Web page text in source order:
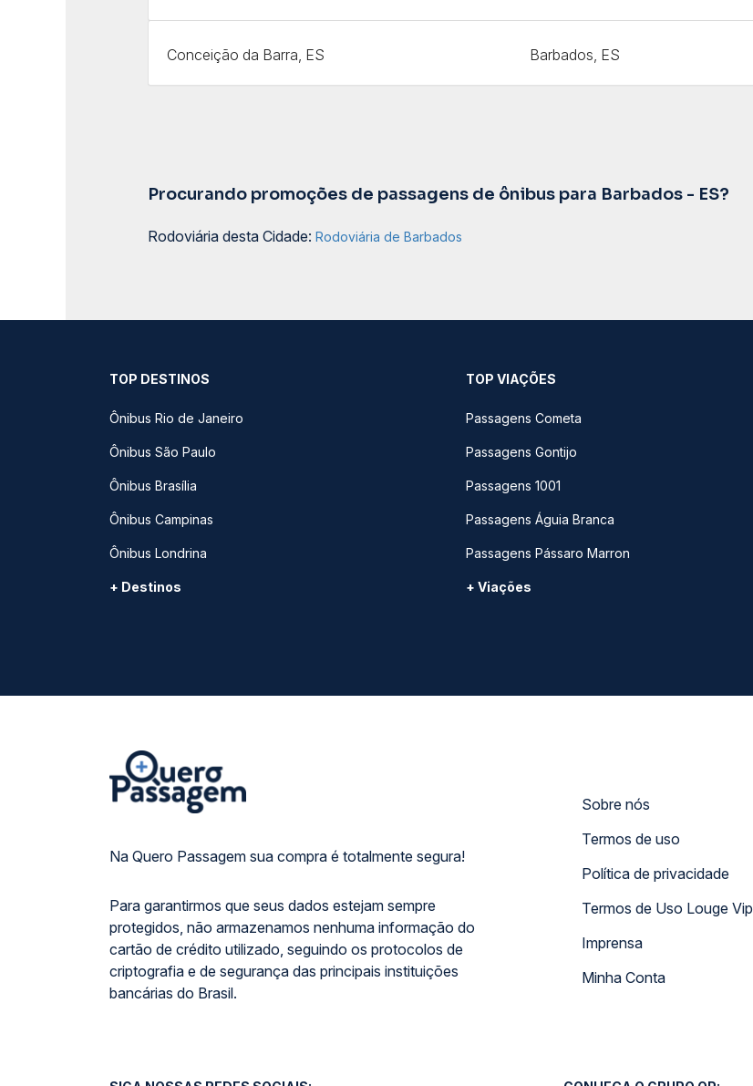
Conceição da Barra, ES Barbados, ES
Procurando promoções de passagens de ônibus para Barbados - ES?
Rodoviária desta Cidade: Rodoviária de Barbados
TOP DESTINOS
Ônibus Rio de Janeiro
Ônibus São Paulo
Ônibus Brasília
Ônibus Campinas
Ônibus Londrina
+ Destinos
TOP VIAÇÕES
Passagens Cometa
Passagens Gontijo
Passagens 1001
Passagens Águia Branca
Passagens Pássaro Marron
+ Viações
Na Quero Passagem sua compra é totalmente segura!
Para garantirmos que seus dados estejam sempre
protegidos, não armazenamos nenhuma informação do
cartão de crédito utilizado, seguindo os protocolos de
criptografia e de segurança das principais instituições
bancárias do Brasil.
Sobre nós
Termos de uso
Política de privacidade
Termos de Uso Louge Vip
Imprensa
Minha Conta